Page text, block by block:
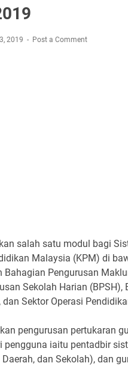
2019 Post a Comment
salah satu modul bagi
Malaysia (KPM) di
Bahagian Pengurusan
Sekolah Harian
Sektor Operasi
pengurusan pertukaran
pengguna iaitu pentadbir
dan Sekolah), dan